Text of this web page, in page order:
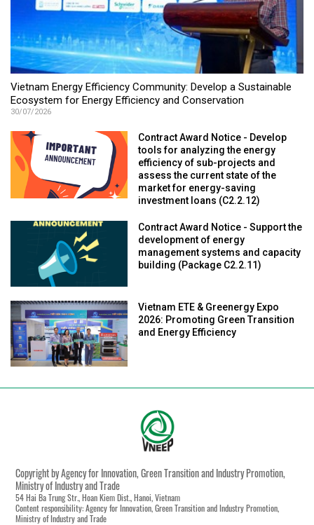
Vietnam Energy Efficiency Community: Develop a Sustainable
Ecosystem for Energy Efficiency and Conservation
30/07/2026
Contract Award Notice - Develop
tools for analyzing the energy
efficiency of sub-projects and
assess the current state of the
market for energy-saving
investment loans (C2.2.12)
Contract Award Notice - Support the
development of energy
management systems and capacity
building (Package C2.2.11)
Vietnam ETE & Greenergy Expo
2026: Promoting Green Transition
and Energy Efficiency
Copyright by Agency for Innovation, Green Transition and Industry Promotion,
Ministry of Industry and Trade
54 Hai Ba Trung Str., Hoan Kiem Dist., Hanoi, Vietnam
Content responsibility: Agency for Innovation, Green Transition and Industry Promotion,
Ministry of Industry and Trade